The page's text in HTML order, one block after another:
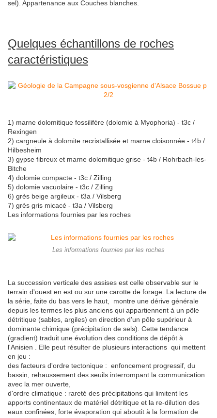
sel). Appartenance aux Couches blanches.
Quelques échantillons de roches
caractéristiques
1) marne dolomitique fossilifère (dolomie à Myophoria) - t3c /
Rexingen
2) cargneule à dolomite recristallisée et marne cloisonnée - t4b /
Hilbesheim
3) gypse fibreux et marne dolomitique grise - t4b / Rohrbach-les-
Bitche
4) dolomie compacte - t3c / Zilling
5) dolomie vacuolaire - t3c / Zilling
6) grès beige argileux - t3a / Vilsberg
7) grès gris micacé - t3a / Vilsberg
Les informations fournies par les roches
Les informations fournies par les roches
La succession verticale des assises est celle observable sur le
terrain d'ouest en est ou sur une carotte de forage. La lecture de
la série, faite du bas vers le haut, montre une dérive générale
depuis les termes les plus anciens qui appartiennent à un pôle
détritique (sables, argiles) en direction d'un pôle supérieur à
dominante chimique (précipitation de sels). Cette tendance
(gradient) traduit une évolution des conditions de dépôt à
l'Anisien . Elle peut résulter de plusieurs interactions qui mettent
en jeu :
des facteurs d'ordre tectonique : enfoncement progressif, du
bassin, rehaussement des seuils interrompant la communication
avec la mer ouverte,
d'ordre climatique : rareté des précipitations qui limitent les
apports continentaux de matériel détritique et la re-dilution des
eaux confinées, forte évaporation qui aboutit à la formation de